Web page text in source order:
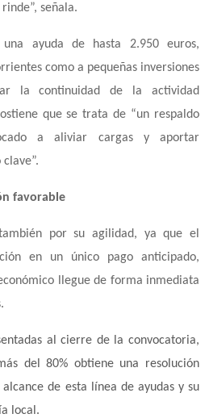
señala.
ayuda de hasta 2.950 euros,
como a pequeñas inversiones
la continuidad de la actividad
que se trata de “un respaldo
a aliviar cargas y aportar
favorable
por su agilidad, ya que el
en un único pago anticipado,
llegue de forma inmediata
al cierre de la convocatoria,
del 80% obtiene una resolución
de esta línea de ayudas y su
local.